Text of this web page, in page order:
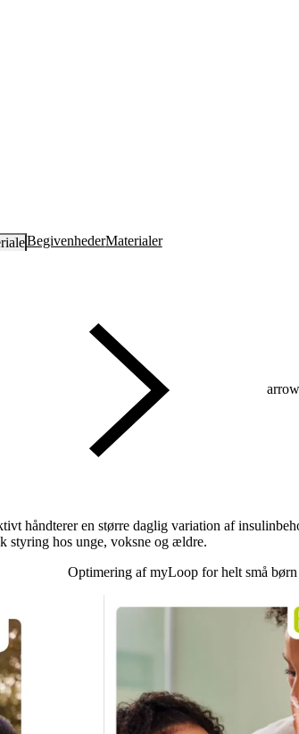
BegivenhederMaterialer
håndterer en større daglig variation af
styring hos unge, voksne og ældre.
Optimering af myLoop for helt små børn